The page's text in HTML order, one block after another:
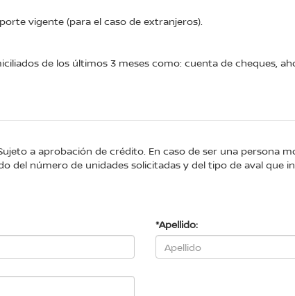
vigente (para el caso de extranjeros).
de los últimos 3 meses como: cuenta de cheques,
a aprobación de crédito. En caso de ser una persona
del número de unidades solicitadas y del tipo de aval que
*Apellido: